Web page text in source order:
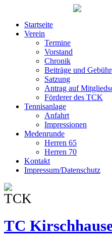
Startseite
Verein
Termine
Vorstand
Chronik
Beiträge und
Satzung
Antrag auf
Förderer des TCK
Tennisanlage
Anfahrt
Impressionen
Medenrunde
Herren 65
Herren 70
Kontakt
Impressum/Datenschutz
TC